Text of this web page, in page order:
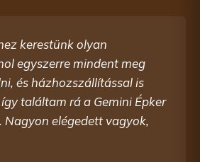
kerestünk olyan
egyszerre mindent meg
és házhozszállítással is
találtam rá a Gemini Épker
Nagyon elégedett vagyok,